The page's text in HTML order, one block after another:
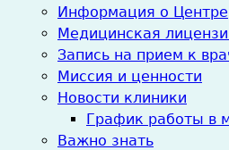
Информация о Центре
Медицинская
Запись на прием к
Миссия и ценности
Новости клиники
График работы в
Важно знать